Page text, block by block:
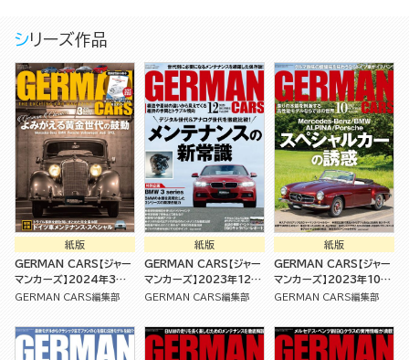
シリーズ作品
紙版
GERMAN CARS【ジャー
マンカーズ】2024年3月
号 [雑誌]
GERMAN CARS編集部
紙版
GERMAN CARS【ジャー
マンカーズ】2023年12月
号 [雑誌]
GERMAN CARS編集部
紙版
GERMAN CARS【ジャー
マンカーズ】2023年10月
号 [雑誌]
GERMAN CARS編集部